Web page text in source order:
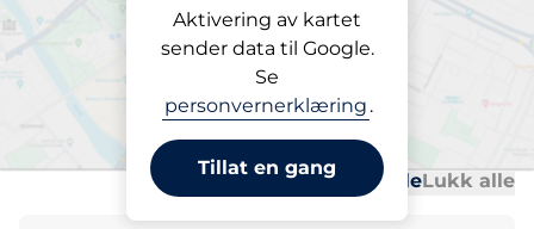
Aktivering av kartet
sender data til Google.
Se
personvernerklæring .
Tillat en gang
Parkering
Gullhaugveien 7
Åpne alleLukk alle